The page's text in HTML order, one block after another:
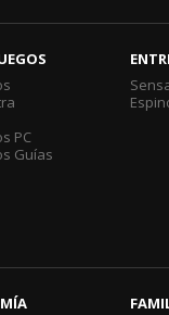
PC
Guías